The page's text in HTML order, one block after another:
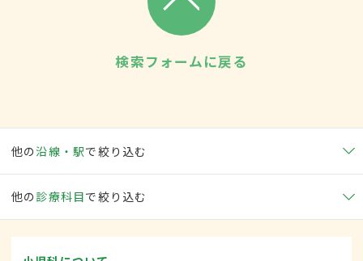
検索フォームに戻る
他の沿線・駅で絞り込む
他の 診療科目で絞り込む